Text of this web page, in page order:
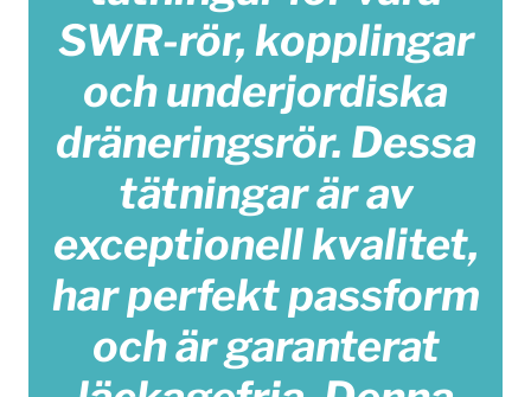
SWR-rör, kopplingar
och underjordiska
dräneringsrör. Dessa
tätningar är av
exceptionell kvalitet,
har perfekt passform
och är garanterat